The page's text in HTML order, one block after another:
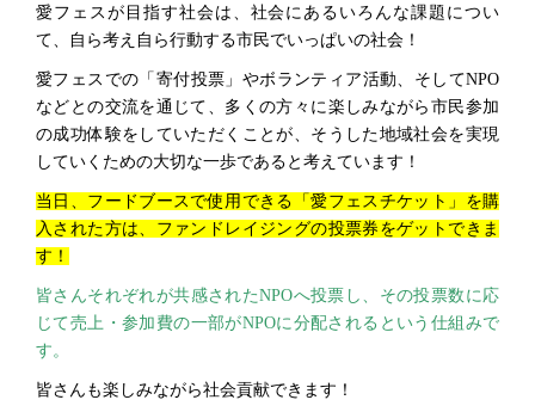
愛フェスが目指す社会は、社会にあるいろんな課題につい
て、自ら考え自ら行動する市民でいっぱいの社会！
愛フェスでの「寄付投票」やボランティア活動、そしてNPO
などとの交流を通じて、多くの方々に楽しみながら市民参加
の成功体験をしていただくことが、そうした地域社会を実現
していくための大切な一歩であると考えています！
当日、フードブースで使用できる「愛フェスチケット」を購
入された方は、ファンドレイジングの投票券をゲットできま
す！
皆さんそれぞれが共感されたNPOへ投票し、その投票数に応
じて売上・参加費の一部がNPOに分配されるという仕組みで
す。
皆さんも楽しみながら社会貢献できます！